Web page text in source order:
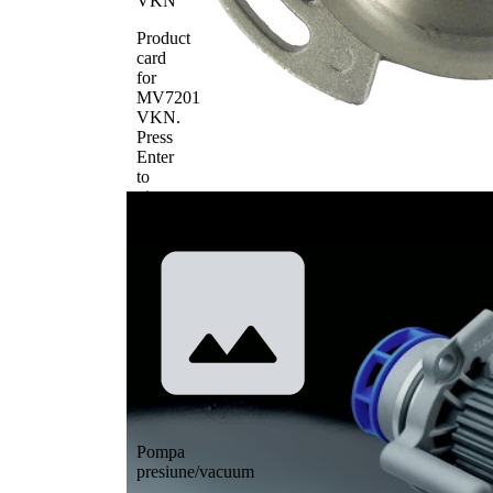
Product
card
for
MV7201
VKN.
Press
Enter
to
view
Pompa
presiune/vacuum